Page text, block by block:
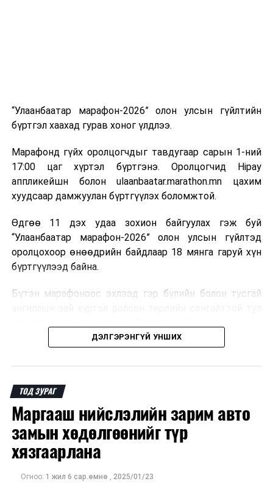
“Улаанбаатар марафон-2026” олон улсын гүйлтийн
бүртгэл хаахад гурав хоног үлдлээ.
Марафонд гүйх оролцогчдыг тавдугаар сарын 1-ний
17:00 цаг хүртэл бүртгэнэ. Оролцогчид Hipay
аппликейшн болон ulaanbaatar.marathon.mn цахим
хуудсаар дамжуулан бүртгүүлэх боломжтой.
Өдгөө 11 дэх удаа зохион байгуулах гэж буй
“Улаанбаатар марафон-2026” олон улсын гүйлтэд
оролцохоор өнөөдрийн байдлаар 18 мянга гаруй хүн
бүртгүүлээд байна.
Бүтэн марафоноос эхлээд гэр бүлийн болон тусгай
Иймд оролцогчид өөрийн насны ангилал, бэлтгэлийн
түвшинд тохирсон зайгаа сонгон, тавдугаар сарын 1-
ДЭЛГЭРЭНГҮЙ УНШИХ
ТОД ЗУРАГ
Маргааш нийслэлийн зарим авто
замын хөдөлгөөнийг түр
хязгаарлана
Огноо: 1 жил 6 сар.өмнө 2025/01/23